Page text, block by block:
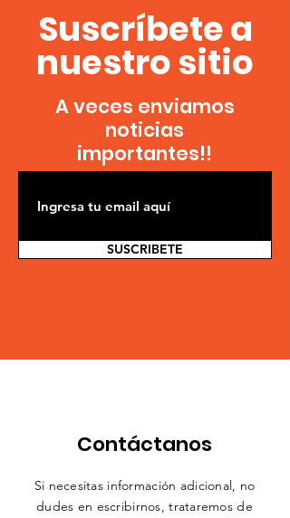
Suscríbete a
nuestro sitio
SUSCRIBETE
A veces enviamos
noticias
importantes!!
Contáctanos
Si necesitas información adicional, no
dudes en escribirnos,trataremos de